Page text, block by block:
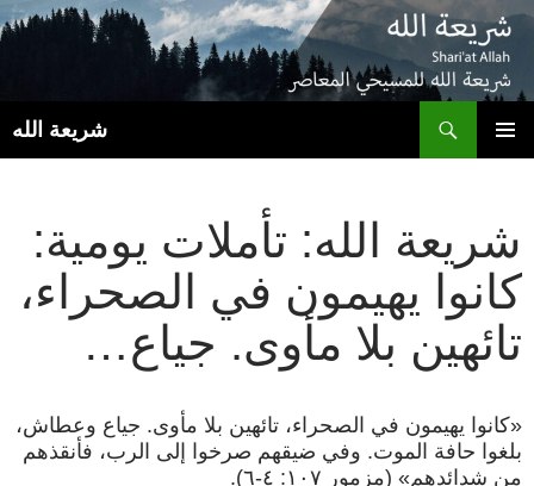
شريعة الله
شريعة الله: تأملات يومية:
كانوا يهيمون في الصحراء،
تائهين بلا مأوى. جياع…
«كانوا يهيمون في الصحراء، تائهين بلا مأوى. جياع وعطاش،
بلغوا حافة الموت. وفي ضيقهم صرخوا إلى الرب، فأنقذهم
من شدائدهم» (مزمور ١٠٧: ٤-٦).